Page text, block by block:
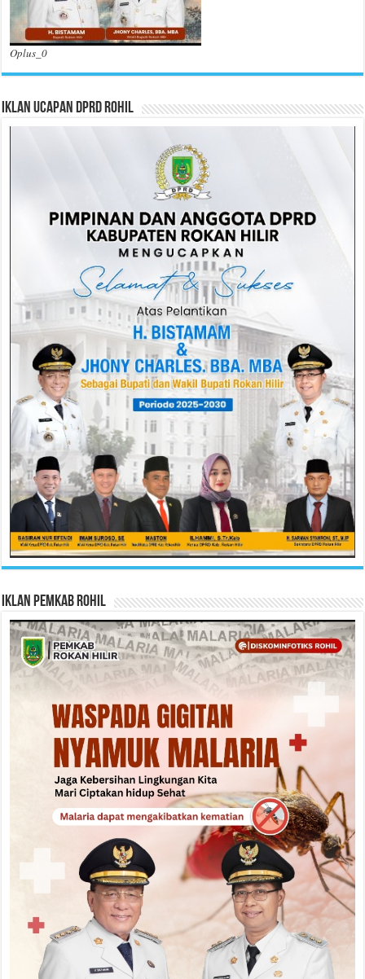
Oplus_0
Iklan Ucapan DPRD Rohil
Iklan Pemkab Rohil